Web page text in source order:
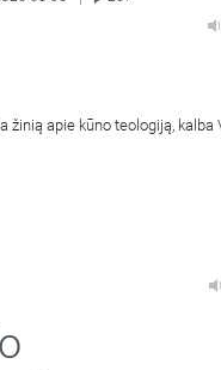
žinią apie kūno teologiją, kalba